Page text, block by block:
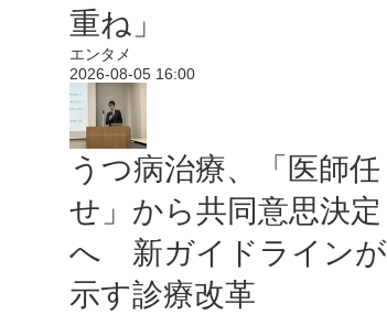
重ね」
エンタメ
2026-08-05 16:00
うつ病治療、「医師任
せ」から共同意思決定
へ 新ガイドラインが
示す診療改革